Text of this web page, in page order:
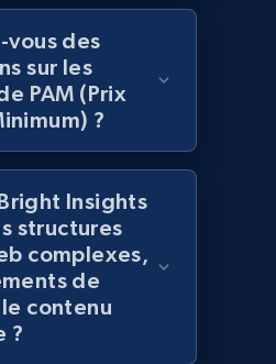
by keyword search
Description, Initial
Reviews count, and
dataset - Collects
category URL
Description, Initial
Reviews count, and
vous des
sur les
PAM (Prix
?
Insights
structures
complexes,
de
contenu
?